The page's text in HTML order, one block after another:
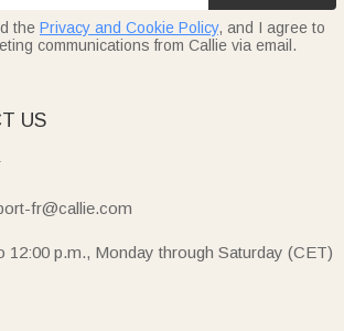
the Privacy and Cookie Policy, and I agree to
communications from Callie via email.
US
fr@callie.com
12:00 p.m., Monday through Saturday (CET)